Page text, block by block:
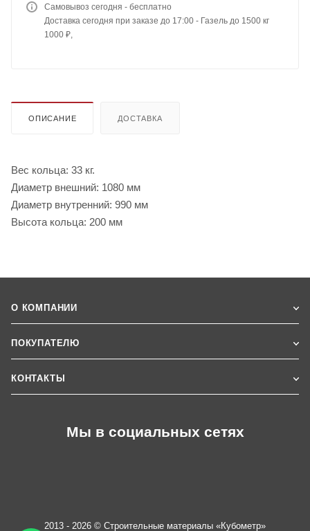
Самовывоз сегодня - бесплатно
Доставка сегодня при заказе до 17:00 - Газель до 1500 кг
1000 ₽,
ОПИСАНИЕ ДОСТАВКА
Вес кольца: 33 кг.
Диаметр внешний: 1080 мм
Диаметр внутренний: 990 мм
Высота кольца: 200 мм
О КОМПАНИИ
ПОКУПАТЕЛЮ
КОНТАКТЫ
Мы в социальных сетях
2013 - 2026 © Строительные материалы «Кубометр»